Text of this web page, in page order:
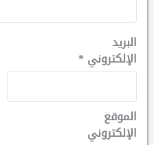
البريد
الإلكتروني *
الموقع
الإلكتروني